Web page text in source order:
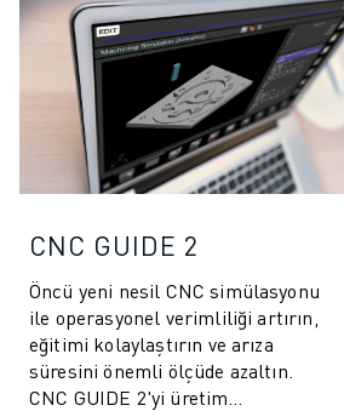
CNC GUIDE 2
Öncü yeni nesil CNC simülasyonu
ile operasyonel verimliliği artırın,
eğitimi kolaylaştırın ve arıza
süresini önemli ölçüde azaltın.
CNC GUIDE 2'yi üretim